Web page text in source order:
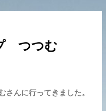
つつむ
さんに行ってきました。